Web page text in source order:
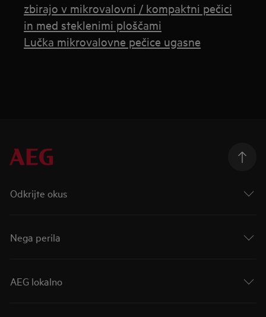
zbirajo v mikrovalovni / kompaktni pečici
in med steklenimi ploščami
Lučka mikrovalovne pečice ugasne
Odkrijte okus
Nega perila
AEG lokalno